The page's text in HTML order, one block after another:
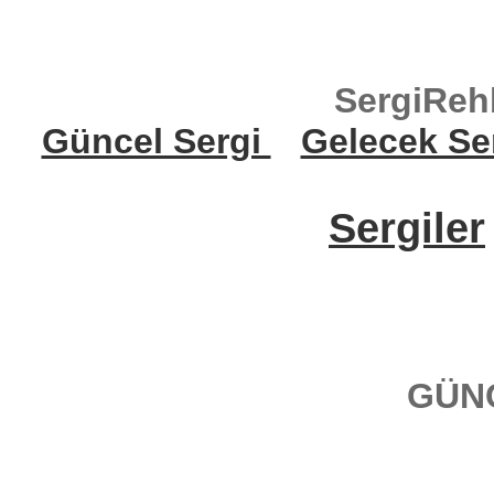
Güncel Sergi
Gelecek
Sergiler